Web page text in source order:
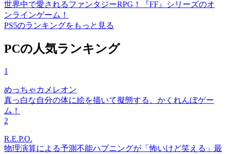
世界中で愛されるファンタジーRPG！『FF』シリーズのオ
ンラインゲーム！
PS5のランキングをもっと見る
PCの人気ランキング
1
めっちゃカメレオン
真っ白な自分の体に絵を描いて擬態する、かくれんぼゲー
ム！
2
R.E.P.O.
物理演算による予測不能ハプニングが「怖いけど笑える」最